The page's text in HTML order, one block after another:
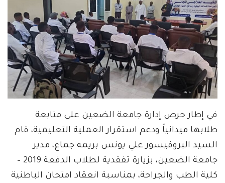
في إطار حرص إدارة جامعة الضعين على متابعة
طلابها ميدانياً ودعم استقرار العملية التعليمية، قام
السيد البروفيسور علي يونس بريمه جماع، مدير
جامعة الضعين، بزيارة تفقدية لطلاب الدفعة 2019 –
كلية الطب والجراحة، بمناسبة انعقاد امتحان الباطنية